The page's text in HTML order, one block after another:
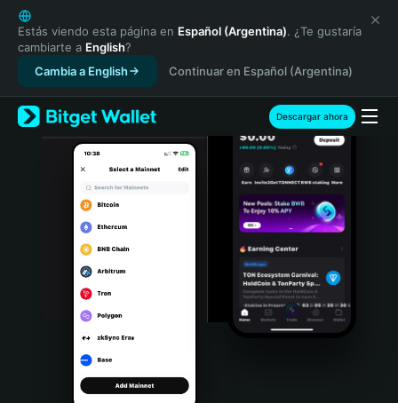
English
日本語
Tiếng Việt
Русский
Español (Latinoamérica)
Türkçe
Italiano
Português (Portugal)
Bahasa Indonesia
Português (Brasil)
Español (Argentina)
Estás viendo esta página en Español (Argentina). ¿Te gustaría
cambiarte a English?
Cambia a English
Continuar en Español (Argentina)
Descargar ahora